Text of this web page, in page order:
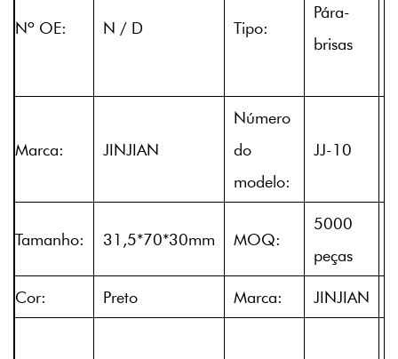
Nº OE: N / D Tipo:
Pára-
brisas
Marca: JINJIAN
Número
do
modelo:
JJ-10
Tamanho: 31,5*70*30mm MOQ:
5000
peças
Cor: Preto Marca: JINJIAN